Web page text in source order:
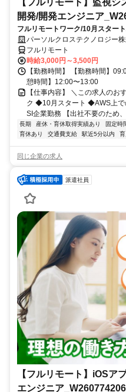
開発/開発エンジニア
フルリモートワーク/10月スター
れる/大手SI企業勤務
パーソルクロステクノロジー
フルリモート
時給3,000円～3,500円
【勤務時間】 【勤務時間】
憩時間】12:00〜13:00
【仕事内容】 ＼この求人の
ク ◆10月スタート ◆AWS上
SI企業勤務 【出社不要のため
長期 産休・育休取得実績あり 固定時
育休あり
交通費支給 駅近5分以内
同じ企業の求人
派遣社員
【フルリモート】iOS
エンジニア_W260774206